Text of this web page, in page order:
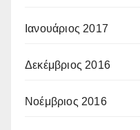
Ιανουάριος 2017
Δεκέμβριος 2016
Νοέμβριος 2016